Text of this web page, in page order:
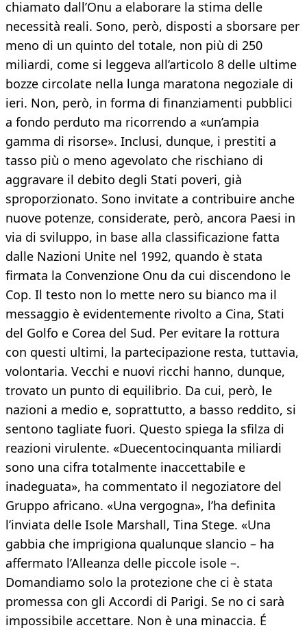
chiamato dall’Onu a elaborare la stima delle
necessità reali. Sono, però, disposti a sborsare per
meno di un quinto del totale, non più di 250
miliardi, come si leggeva all’articolo 8 delle ultime
bozze circolate nella lunga maratona negoziale di
ieri. Non, però, in forma di finanziamenti pubblici
a fondo perduto ma ricorrendo a «un’ampia
gamma di risorse». Inclusi, dunque, i prestiti a
tasso più o meno agevolato che rischiano di
aggravare il debito degli Stati poveri, già
sproporzionato. Sono invitate a contribuire anche
nuove potenze, considerate, però, ancora Paesi in
via di sviluppo, in base alla classificazione fatta
dalle Nazioni Unite nel 1992, quando è stata
firmata la Convenzione Onu da cui discendono le
Cop. Il testo non lo mette nero su bianco ma il
messaggio è evidentemente rivolto a Cina, Stati
del Golfo e Corea del Sud. Per evitare la rottura
con questi ultimi, la partecipazione resta, tuttavia,
volontaria. Vecchi e nuovi ricchi hanno, dunque,
trovato un punto di equilibrio. Da cui, però, le
nazioni a medio e, soprattutto, a basso reddito, si
sentono tagliate fuori. Questo spiega la sfilza di
reazioni virulente. «Duecentocinquanta miliardi
sono una cifra totalmente inaccettabile e
inadeguata», ha commentato il negoziatore del
Gruppo africano. «Una vergogna», l’ha definita
l’inviata delle Isole Marshall, Tina Stege. «Una
gabbia che imprigiona qualunque slancio – ha
affermato l’Alleanza delle piccole isole –.
Domandiamo solo la protezione che ci è stata
promessa con gli Accordi di Parigi. Se no ci sarà
impossibile accettare. Non è una minaccia. É